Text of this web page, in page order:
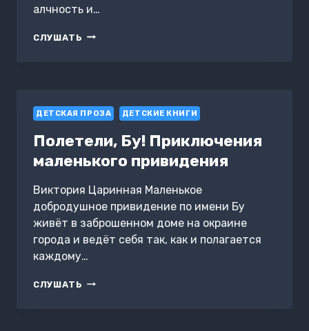
алчность и…
СЛУШАТЬ ЗАЩИТНИКИ
ДЕТСКАЯ ПРОЗА ДЕТСКИЕ КНИГИ
Полетели, Бу! Приключения
маленького привидения
Виктория Царинная Маленькое
добродушное привидение по имени Бу
живёт в заброшенном доме на окраине
города и ведёт себя так, как и полагается
каждому…
СЛУШАТЬ ПОЛЕТЕЛИ,